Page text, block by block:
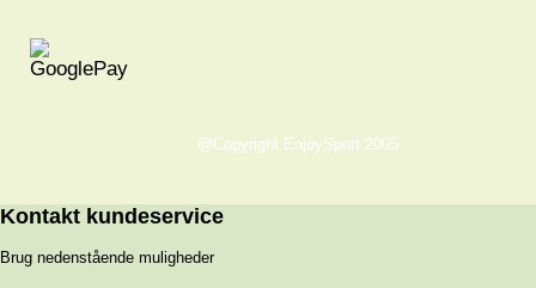
@Copyright EnjoySport 2005
Kontakt kundeservice
Brug nedenstående muligheder